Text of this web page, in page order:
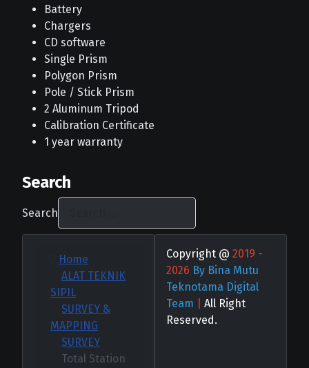
Battery
Chargers
CD software
Single Prism
Polygon Prism
Pole / Stick Prism
2 Aluminum Tripod
Calibration Certificate
1 year warranty
Search
Search
Home
ALAT TEKNIK
SIPIL
SURVEY &
MAPPING
SURVEY
Total Station
Copyright @ 2019 -
2026 By Bina Mutu
Teknotama Digital
Team
All Right
Reserved.